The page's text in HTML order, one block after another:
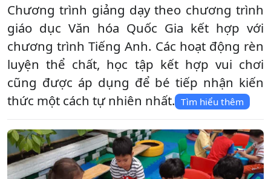
Chương trình giảng dạy theo chương trình
giáo dục Văn hóa Quốc Gia kết hợp với
chương trình Tiếng Anh. Các hoạt động rèn
luyện thể chất, học tập kết hợp vui chơi
cũng được áp dụng để bé tiếp nhận kiến
thức một cách tự nhiên nhất. Tìm hiểu thêm